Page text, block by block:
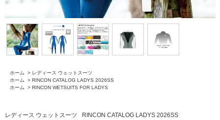
ホーム > レディース ウェットスーツ
ホーム
> RINCON CATALOG LADYS 2026SS
ホーム
> RINCON WETSUITS FOR LADYS
レディース ウェットスーツ
RINCON CATALOG LADYS 2026SS